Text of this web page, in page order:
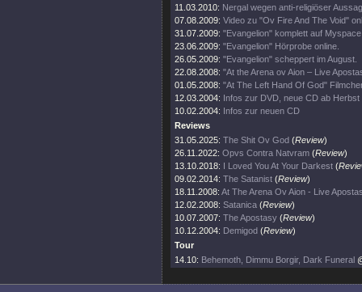
11.03.2010: Nergal wegen anti-religiöser
07.08.2009: Video zu "Ov Fire And The Void"
31.07.2009: "Evangelion" komplett auf
23.06.2009: "Evangelion" Hörprobe online.
26.05.2009: "Evangelion" scheppert im August.
22.08.2008: "At the Arena ov Aion – Live
01.05.2008: "At The Left Hand Of God"
12.03.2004: Infos zur DVD, neue CD ab Herbst
10.02.2004: Infos zur neuen CD
Reviews
31.05.2025: The Shit Ov God (Review)
26.11.2022: Opvs Contra Natvram (Review)
13.10.2018: I Loved You At Your Darkest (
09.02.2014: The Satanist (Review)
18.11.2008: At The Arena Ov Aion - Live
12.02.2008: Satanica (Review)
10.07.2007: The Apostasy (Review)
10.12.2004: Demigod (Review)
Tour
14.10: Behemoth, Dimmu Borgir, Dark Funeral